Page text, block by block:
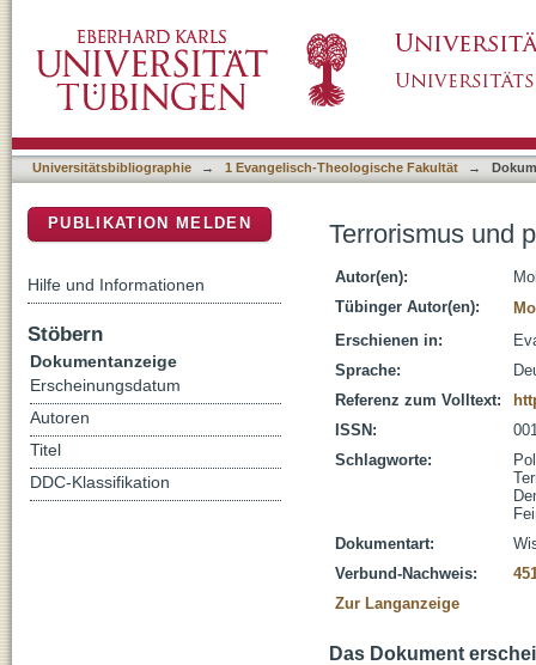
Universitätsbibliographie → 1 Evangelisch-Theologische Fakultät →
Terrorismus und
Autor(en):
Tübinger Autor(en):
Erschienen in:
Sprache:
Referenz zum Volltext:
ISSN:
Schlagworte:
Dokumentart:
Verbund-Nachweis:
Zur Langanzeige
Das Dokument
PUBLIKATION MELDEN
Hilfe und Informationen
Stöbern
Dokumentanzeige
Erscheinungsdatum
Autoren
Titel
DDC-Klassifikation